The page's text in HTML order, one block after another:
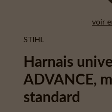
voir
STIHL
Harnais
ADVANCE,
standard